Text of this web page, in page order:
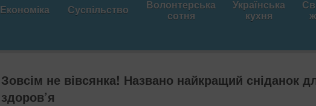
Економіка Суспільство Волонтерська
сотня
Українська
кухня
Зовсім не вівсянка! Названо найкращий сніданок
здоров’я